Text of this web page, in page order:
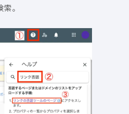
。